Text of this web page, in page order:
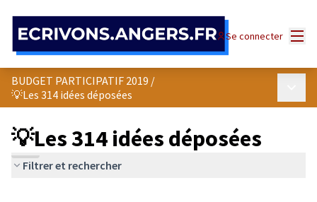
Se connecter
BUDGET PARTICIPATIF 2019 /
💡Les 314 idées déposées
💡Les 314 idées déposées
Filtrer et rechercher